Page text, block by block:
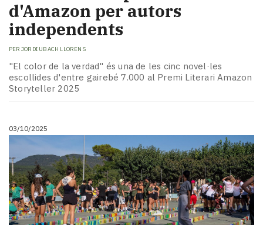
d'Amazon per autors
independents
PER JORDI UBACH LLORENS
"El color de la verdad" és una de les cinc novel·les
escollides d'entre gairebé 7.000 al Premi Literari Amazon
Storyteller 2025
03/10/2025